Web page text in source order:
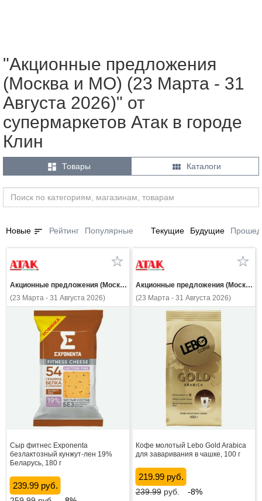
"Акционные предложения
(Москва и МО) (23 Марта - 31
Августа 2026)" от
супермаркетов Атак в городе
Клин
 Товары  Каталоги
Новые sort Рейтинг Популярные Текущие Будущие
Акционные предложения (Москва и МО)
(23 Марта - 31 Августа 2026)
Сыр фитнес Exponenta
безлактозный кунжут-лен 19%
Беларусь, 180 г
239.99 руб.
Акционные предложения (Москва и МО)
(23 Марта - 31 Августа 2026)
Кофе молотый Lebo Gold Arabica
для заваривания в чашке, 100 г
219.99 руб.
239.99руб. -8%